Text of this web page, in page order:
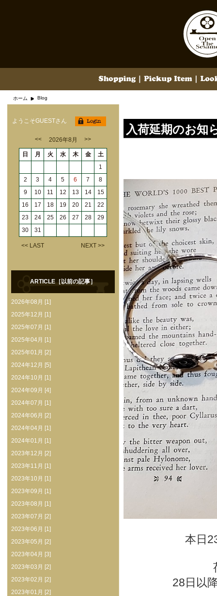
ホーム Blog
入荷延期のお知
本日
28日以
ようこそGUESTさん
<< 2026年8月 >>
日 月 火 水 木 金
土
1
2
3 4 5 6 7
8
9
10 11 12 13 14
15
16
17 18 19 20 21
22
23
24 25 26 27 28
29
30
31
<< LAST NEXT >>
ARTICLE［以前の記事］
2026年08月 [1]
2025年12月 [1]
2025年07月 [1]
2025年04月 [1]
2025年01月 [2]
2024年12月 [5]
2024年10月 [1]
2024年09月 [4]
2024年07月 [1]
2024年06月 [2]
2024年04月 [1]
2024年01月 [1]
2023年12月 [2]
2023年11月 [1]
2023年10月 [1]
2023年09月 [1]
2023年08月 [1]
2023年07月 [2]
2023年06月 [1]
2023年05月 [2]
2023年04月 [3]
2023年03月 [2]
2023年02月 [2]
2023年01月 [2]